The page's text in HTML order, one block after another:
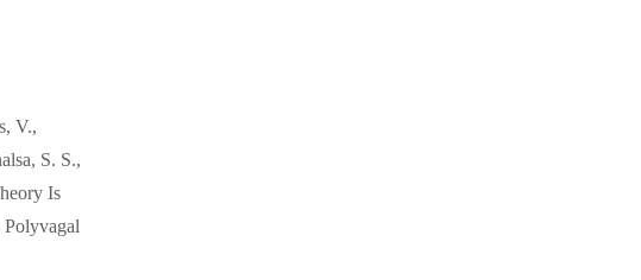
V.,
S. S.,
Is
Polyvagal